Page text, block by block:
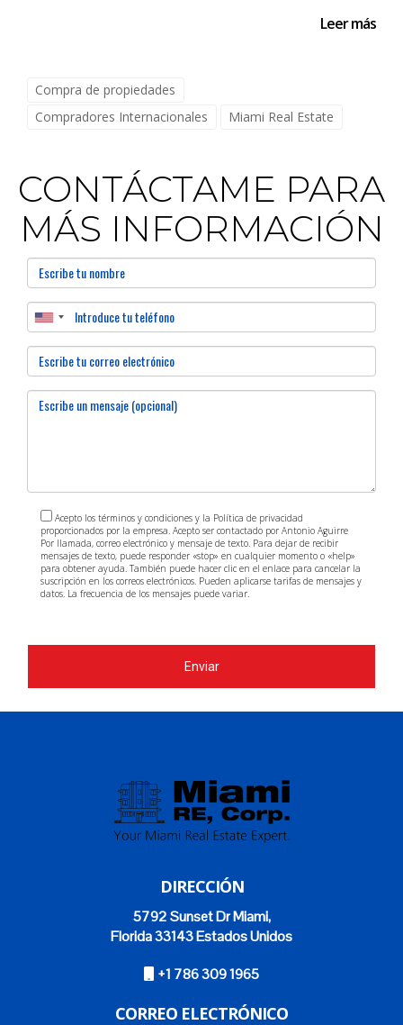
Leer más
Compra de propiedades
Compradores Internacionales
Miami Real Estate
CONTÁCTAME PARA
MÁS INFORMACIÓN
Acepto los términos y condiciones y la Política de privacidad
proporcionados por la empresa. Acepto ser contactado por Antonio Aguirre
Por llamada, correo electrónico y mensaje de texto. Para dejar de recibir
mensajes de texto, puede responder «stop» en cualquier momento o «help»
para obtener ayuda. También puede hacer clic en el enlace para cancelar la
suscripción en los correos electrónicos. Pueden aplicarse tarifas de mensajes y
datos. La frecuencia de los mensajes puede variar.
Enviar
DIRECCIÓN
5792 Sunset Dr Miami,
Florida 33143 Estados Unidos
+1 786 309 1965
CORREO ELECTRÓNICO